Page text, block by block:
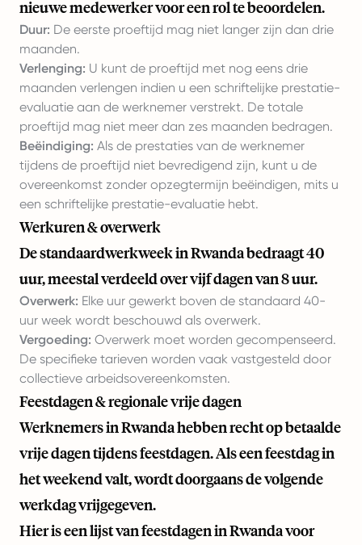
nieuwe medewerker voor een rol te beoordelen.
Duur: De eerste proeftijd mag niet langer zijn dan drie
maanden.
Verlenging: U kunt de proeftijd met nog eens drie
maanden verlengen indien u een schriftelijke prestatie-
evaluatie aan de werknemer verstrekt. De totale
proeftijd mag niet meer dan zes maanden bedragen.
Beëindiging: Als de prestaties van de werknemer
tijdens de proeftijd niet bevredigend zijn, kunt u de
overeenkomst zonder opzegtermijn beëindigen, mits u
een schriftelijke prestatie-evaluatie hebt.
Werkuren & overwerk
De standaardwerkweek in Rwanda bedraagt 40
uur, meestal verdeeld over vijf dagen van 8 uur.
Overwerk: Elke uur gewerkt boven de standaard 40-
uur week wordt beschouwd als overwerk.
Vergoeding: Overwerk moet worden gecompenseerd.
De specifieke tarieven worden vaak vastgesteld door
collectieve arbeidsovereenkomsten.
Feestdagen & regionale vrije dagen
Werknemers in Rwanda hebben recht op betaalde
vrije dagen tijdens feestdagen. Als een feestdag in
het weekend valt, wordt doorgaans de volgende
werkdag vrijgegeven.
Hier is een lijst van feestdagen in Rwanda voor